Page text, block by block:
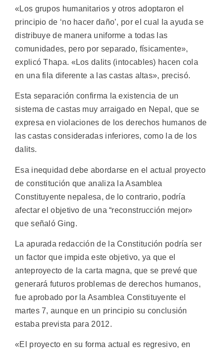
«Los grupos humanitarios y otros adoptaron el
principio de ‘no hacer daño’, por el cual la ayuda se
distribuye de manera uniforme a todas las
comunidades, pero por separado, físicamente»,
explicó Thapa. «Los dalits (intocables) hacen cola
en una fila diferente a las castas altas», precisó.
Esta separación confirma la existencia de un
sistema de castas muy arraigado en Nepal, que se
expresa en violaciones de los derechos humanos de
las castas consideradas inferiores, como la de los
dalits.
Esa inequidad debe abordarse en el actual proyecto
de constitución que analiza la Asamblea
Constituyente nepalesa, de lo contrario, podría
afectar el objetivo de una “reconstrucción mejor»
que señaló Ging.
La apurada redacción de la Constitución podría ser
un factor que impida este objetivo, ya que el
anteproyecto de la carta magna, que se prevé que
generará futuros problemas de derechos humanos,
fue aprobado por la Asamblea Constituyente el
martes 7, aunque en un principio su conclusión
estaba prevista para 2012.
«El proyecto en su forma actual es regresivo, en